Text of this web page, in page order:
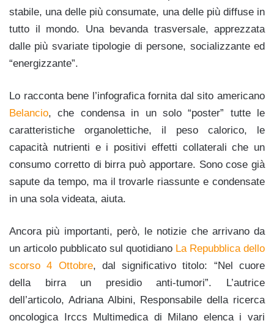
stabile, una delle più consumate, una delle più diffuse in
tutto il mondo. Una bevanda trasversale, apprezzata
dalle più svariate tipologie di persone, socializzante ed
“energizzante”.
Lo racconta bene l’infografica fornita dal sito americano
Belancio, che condensa in un solo “poster” tutte le
caratteristiche organolettiche, il peso calorico, le
capacità nutrienti e i positivi effetti collaterali che un
consumo corretto di birra può apportare. Sono cose già
sapute da tempo, ma il trovarle riassunte e condensate
in una sola videata, aiuta.
Ancora più importanti, però, le notizie che arrivano da
un articolo pubblicato sul quotidiano La Repubblica dello
scorso 4 Ottobre, dal significativo titolo: “Nel cuore
della birra un presidio anti-tumori”. L’autrice
dell’articolo, Adriana Albini, Responsabile della ricerca
oncologica Irccs Multimedica di Milano elenca i vari